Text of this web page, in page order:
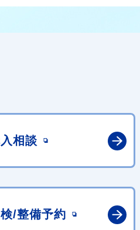
相談
/整備予約